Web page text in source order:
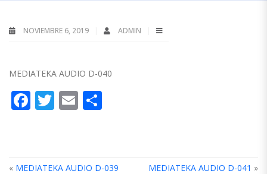
NOVIEMBRE 6, 2019 ADMIN
MEDIATEKA AUDIO D-040
Facebook
Twitter
Email
« MEDIATEKA AUDIO D-039 MEDIATEKA AUDIO D-041 »